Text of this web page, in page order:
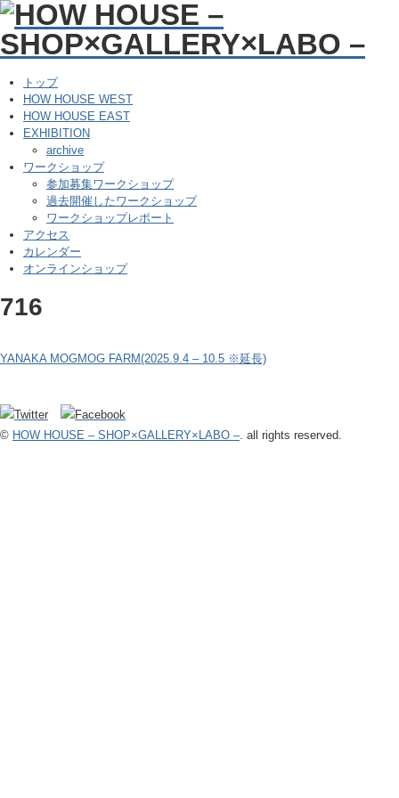
トップ
HOW HOUSE WEST
HOW HOUSE EAST
EXHIBITION
archive
ワークショップ
参加募集ワークショップ
過去開催したワークショップ
ワークショップレポート
アクセス
カレンダー
オンラインショップ
716
YANAKA MOGMOG FARM(2025.9.4 – 10.5 ※延長)
© HOW HOUSE – SHOP×GALLERY×LABO –. all rights reserved.